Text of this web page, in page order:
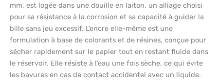
mm, est logée dans une douille en laiton, un alliage choisi
pour sa résistance à la corrosion et sa capacité à guider la
bille sans jeu excessif. L’encre elle-même est une
formulation à base de colorants et de résines, conçue pour
sécher rapidement sur le papier tout en restant fluide dans
le réservoir. Elle résiste à l’eau une fois sèche, ce qui évite
les bavures en cas de contact accidentel avec un liquide.